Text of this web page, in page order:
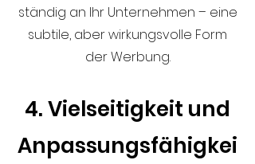
ständig an Ihr Unternehmen – eine
subtile, aber wirkungsvolle Form
der Werbung.
4. Vielseitigkeit und
Anpassungsfähigkei